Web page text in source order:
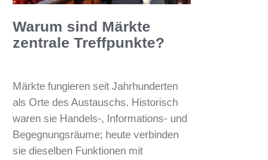
Warum sind Märkte
zentrale Treffpunkte?
Märkte fungieren seit Jahrhunderten
als Orte des Austauschs. Historisch
waren sie Handels-, Informations- und
Begegnungsräume; heute verbinden
sie dieselben Funktionen mit